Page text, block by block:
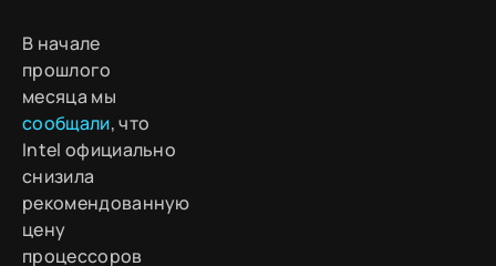
В начале
прошлого
месяца мы
сообщали, что
Intel официально
снизила
рекомендованную
цену
процессоров